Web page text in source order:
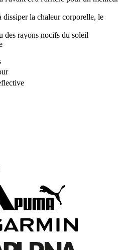
la chaleur corporelle, le
des rayons nocifs du soleil